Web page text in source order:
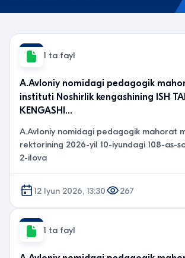
1 ta fayl
A.Avloniy nomidagi pedagogik
instituti Noshirlik kengashining ISH
KENGASHI…
A.Avloniy nomidagi pedagogik mahorat
rektorining 2026-yil 10-iyundagi 108-as-
2-ilova
12 Iyun 2026, 13:30 267
1 ta fayl